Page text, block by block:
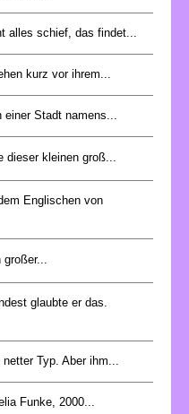
alles schief, das findet...
kurz vor ihrem...
einer Stadt namens...
dieser kleinen groß...
Englischen von
glaubte er das.
Typ. Aber ihm...
Funke, 2000...